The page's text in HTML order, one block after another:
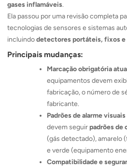
gases inflamáveis.
Ela passou por uma revisão completa
tecnologias de sensores e sistemas
incluindodetectores portáteis, fixos e
Principais mudanças:
Marcação obrigatória
equipamentos devem
fabricação, o número de
fabricante.
Padrões de alarme
devem seguir padrões de
(gás detectado), amarelo
e verde (equipamento
Compatibilidade e